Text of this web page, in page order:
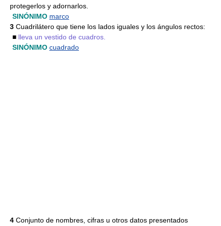
protegerlos y adornarlos.
SINÓNIMO marco
3 Cuadrilátero que tiene los lados iguales y los ángulos rectos:
■ lleva un vestido de cuadros.
SINÓNIMO cuadrado
4 Conjunto de nombres, cifras u otros datos presentados